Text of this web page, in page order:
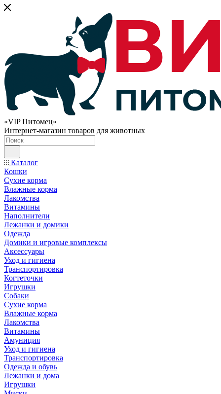
«VIP Питомец»
Интернет-магазин товаров для животных
Каталог
Кошки
Сухие корма
Влажные корма
Лакомства
Витамины
Наполнители
Лежанки и домики
Одежда
Домики и игровые комплексы
Аксессуары
Уход и гигиена
Транспортировка
Когтеточки
Игрушки
Собаки
Сухие корма
Влажные корма
Лакомства
Витамины
Амуниция
Уход и гигиена
Транспортировка
Одежда и обувь
Лежанки и дома
Игрушки